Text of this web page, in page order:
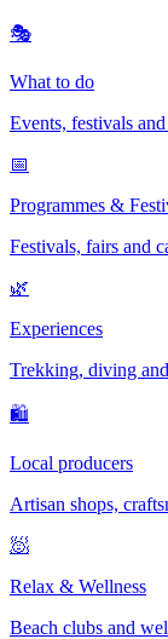
🎭
What to do
Events, festivals
📅
Programmes &
Festivals, fairs and
🌿
Experiences
Trekking, diving
🛍
Local producers
Artisan shops,
🧖
Relax & Wellness
Beach clubs and